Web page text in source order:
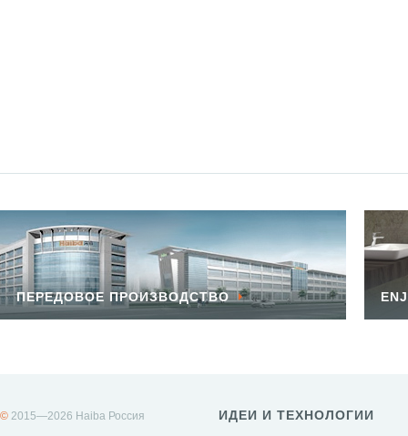
ПЕРЕДОВОЕ ПРОИЗВОДСТВО
© 2015—2026 Haiba Россия ИДЕИ И ТЕХНОЛОГИИ